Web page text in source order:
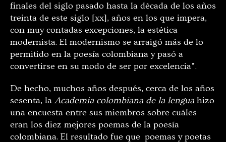
finales del siglo pasado hasta la década de los años
treinta de este siglo [xx], años en los que impera,
con muy contadas excepciones, la estética
modernista. El modernismo se arraigó más de lo
permitido en la poesía colombiana y pasó a
convertirse en su modo de ser por excelencia”.
De hecho, muchos años después, cerca de los años
sesenta, la Academia colombiana de la lengua hizo
una encuesta entre sus miembros sobre cuáles
eran los diez mejores poemas de la poesía
colombiana. El resultado fue que poemas y poetas